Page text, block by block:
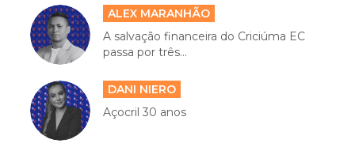
ALEX MARANHÃO
A salvação financeira do Criciúma EC
passa por três...
DANI NIERO
Açocril 30 anos